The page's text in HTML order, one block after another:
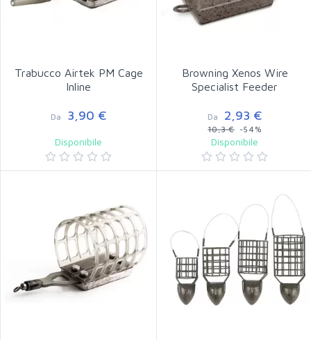
Trabucco Airtek PM Cage
Inline
Da 3,90 €
Disponibile
Browning Xenos Wire
Specialist Feeder
Da 2,93 €
10,3 €-54%
Disponibile